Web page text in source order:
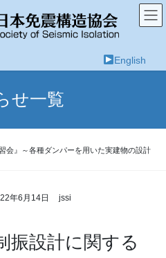
English
せ一覧
会』～各種ダンパーを用いた実建物の設計
年6月14日 jssi
振設計に関する